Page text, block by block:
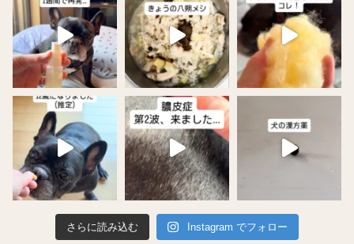
さらに読み込む Instagram でフォロー